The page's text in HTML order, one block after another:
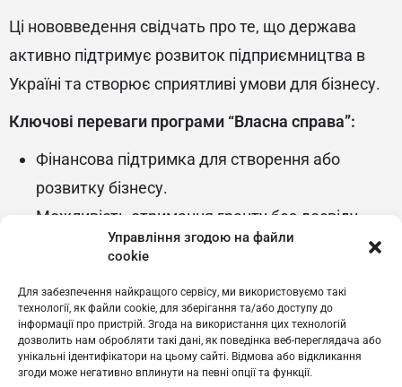
Управління згодою на файли
cookie
Для забезпечення найкращого сервісу, ми використовуємо такі
технології, як файли cookie, для зберігання та/або доступу до
інформації про пристрій. Згода на використання цих технологій
дозволить нам обробляти такі дані, як поведінка веб-переглядача або
унікальні ідентифікатори на цьому сайті. Відмова або відкликання
згоди може негативно вплинути на певні опції та функції.
Ці нововведення свідчать про те, що держава
активно підтримує розвиток підприємництва в
Україні та створює сприятливі умови для бізнесу.
Ключові переваги програми “Власна справа”:
Фінансова підтримка для створення або
розвитку бізнесу.
Можливість отримання гранту без досвіду
підприємницької діяльності.
програму.
Гнучкі умови для ветеранів.
Якщо ви мрієте про власну справу, програма